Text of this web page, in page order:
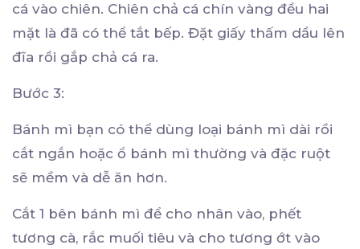
cá vào chiên. Chiên chả cá chín vàng đều hai
mặt là đã có thể tắt bếp. Đặt giấy thấm dầu lên
đĩa rồi gắp chả cá ra.
Bước 3:
Bánh mì bạn có thể dùng loại bánh mì dài rồi
cắt ngắn hoặc ổ bánh mì thường và đặc ruột
sẽ mềm và dễ ăn hơn.
Cắt 1 bên bánh mì để cho nhân vào, phết
tương cà, rắc muối tiêu và cho tương ớt vào